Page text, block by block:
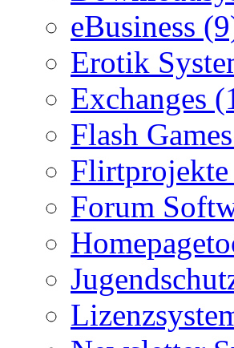
eBusiness
Erotik
Exchanges
Flash
Forum